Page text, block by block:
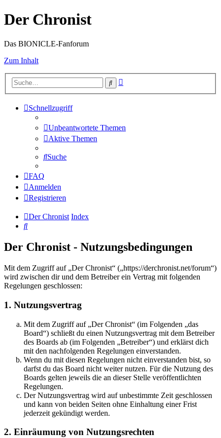
Der Chronist
Das BIONICLE-Fanforum
Zum Inhalt
Suche
Schnellzugriff
Unbeantwortete Themen
Aktive Themen
Suche
FAQ
Anmelden
Registrieren
Der Chronist Index
Suche
Der Chronist - Nutzungsbedingungen
Mit dem Zugriff auf „Der Chronist“ („https://derchronist.net/forum“)
wird zwischen dir und dem Betreiber ein Vertrag mit folgenden
Regelungen geschlossen:
1. Nutzungsvertrag
Mit dem Zugriff auf „Der Chronist“ (im Folgenden „das
Board“) schließt du einen Nutzungsvertrag mit dem Betreiber
des Boards ab (im Folgenden „Betreiber“) und erklärst dich
mit den nachfolgenden Regelungen einverstanden.
Wenn du mit diesen Regelungen nicht einverstanden bist, so
darfst du das Board nicht weiter nutzen. Für die Nutzung des
Boards gelten jeweils die an dieser Stelle veröffentlichten
Regelungen.
Der Nutzungsvertrag wird auf unbestimmte Zeit geschlossen
und kann von beiden Seiten ohne Einhaltung einer Frist
jederzeit gekündigt werden.
2. Einräumung von Nutzungsrechten